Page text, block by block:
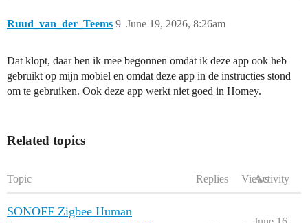
Ruud_van_der_Teems June 19, 2026, 8:26am
9
Dat klopt, daar ben ik mee begonnen omdat ik deze app ook heb
gebruikt op mijn mobiel en omdat deze app in de instructies stond
om te gebruiken. Ook deze app werkt niet goed in Homey.
Related topics
Topic Replies ViewsActivity
SONOFF Zigbee Human